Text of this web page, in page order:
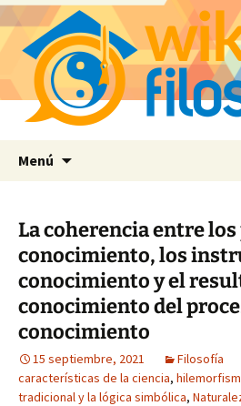
Menú
La coherencia entre
conocimiento, los
conocimiento y el
conocimiento del
conocimiento
15 septiembre, 2021 Filosofía
características de la ciencia,
tradicional y la lógica simbólica,